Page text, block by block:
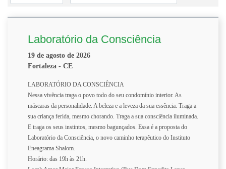
Laboratório da Consciência
19 de agosto de 2026
Fortaleza - CE
LABORATÓRIO DA CONSCIÊNCIA
Nessa vivência traga o povo todo do seu condomínio interior. As
máscaras da personalidade. A beleza e a leveza da sua essência. Traga a
sua criança ferida, mesmo chorando. Traga a sua consciência iluminada.
E traga os seus instintos, mesmo bagunçados. Essa é a proposta do
Laboratório da Consciência, o novo caminho terapêutico do Instituto
Eneagrama Shalom.
Horário: das 19h às 21h.